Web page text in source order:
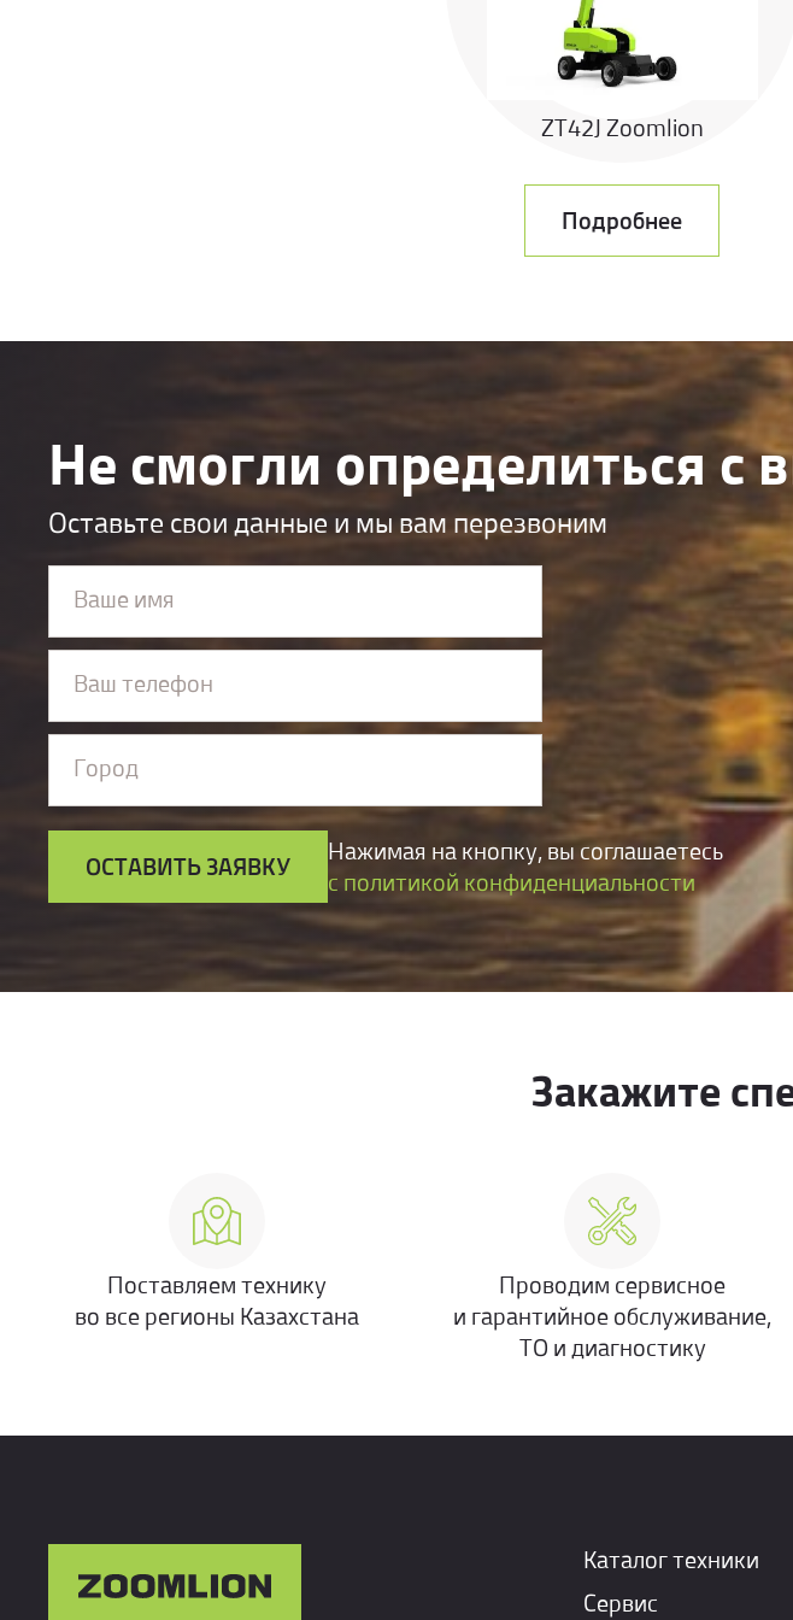
ZT42J Zoomlion
Подробнее
Не смогли определиться с
Оставьте свои данные и мы вам перезвоним
Ваше имя
Ваш телефон
Город
ОСТАВИТЬ ЗАЯВКУ
Нажимая на кнопку, вы соглашаетесь
с политикой конфиденциальности
Закажите
Поставляем технику
во все регионы Казахстана
Проводим сервисное
и гарантийное обслуживание,
ТО и диагностику
Каталог техники
Сервис